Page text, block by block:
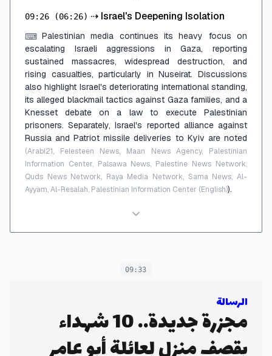
09:26 (06:26) ⇢ Israel's Deepening Isolation
⌨ Palestinian media continues its heavy focus on
escalating Israeli aggressions in Gaza, reporting
sustained massacres, widespread destruction, and
rising casualties, particularly in Nuseirat. Discussions
also highlight Israel's deteriorating international standing,
its alleged blackmail tactics against Gaza families, and a
Knesset debate on a law to execute Palestinian
prisoners. Separately, Israel's reported alliance against
Russia and Patriot missile deliveries to Kyiv are noted
(Arabi21, Felesteen News, Maan News Agency, Palestinian
Information Center, Palsawa News, Palestine News Network,
Quds News Network, Raya Media Network, Sama News, Al-
Ayyam, Al-Resalah, Palestinian Information Center (English)).
09:33
الرسالة
مجزرة جديدة.. 10 شهداء